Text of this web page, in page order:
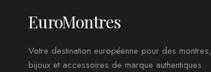
EuroMontres
Votre destination européenne pour des montres,
bijoux et accessoires de marque authentiques.